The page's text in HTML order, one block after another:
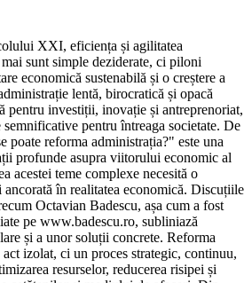
XXI, eficiența și agilitatea
sunt simple deziderate, ci piloni
economică sustenabilă și o creștere a
lentă, birocratică și opacă
pentru investiții, inovație și antreprenoriat,
semnificative pentru întreaga societate. De
poate reforma administrația?" este una
profunde asupra viitorului economic al
acestei teme complexe necesită o
ancorată în realitatea economică. Discuțiile
Octavian Badescu, așa cum a fost
pe www.badescu.ro, subliniază
și a unor soluții concrete. Reforma
izolat, ci un proces strategic, continuu,
resurselor, reducerea risipei și